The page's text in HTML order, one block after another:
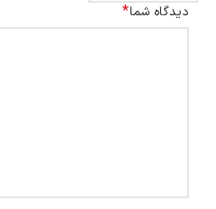
دیدگاه شما*